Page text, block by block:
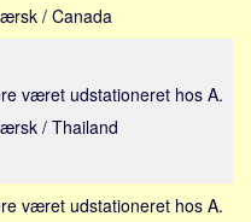
/ Canada
været udstationeret hos A.
/ Thailand
været udstationeret hos A.